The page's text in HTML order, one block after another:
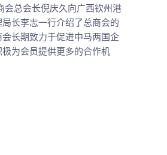
会总会长倪庆久向广西钦州港
长李志一行介绍了总商会的
长期致力于促进中马两国企
为会员提供更多的合作机